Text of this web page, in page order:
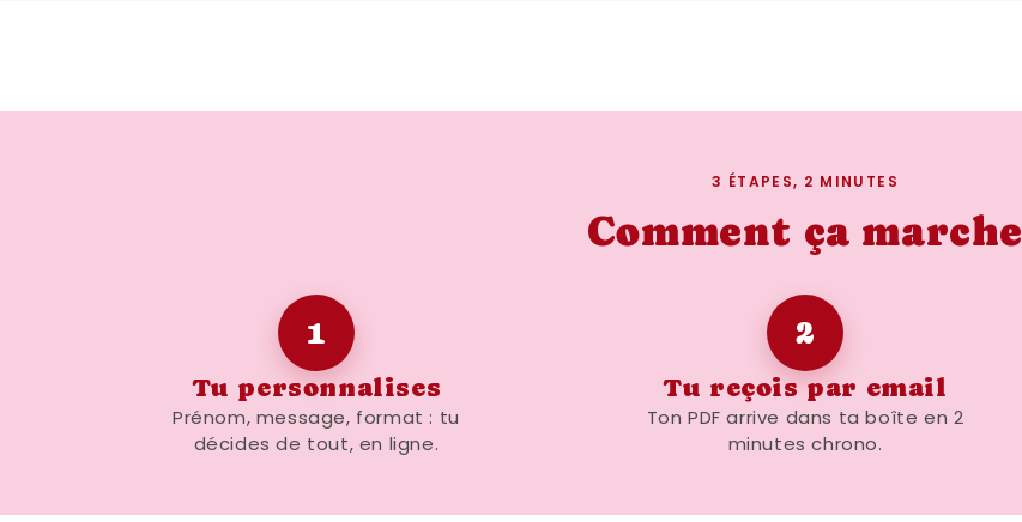
format A4, mais
formats tels que
la taille qui convient
dans un bureau, un
format parfait pour
Une qualité
3 ÉTAPES, 2 MINUTES
Comment ça marche
1
Tu personnalises
Prénom, message, format : tu
décides de tout, en ligne.
2
Tu reçois par email
Ton PDF arrive dans ta boîte en 2
minutes chrono.